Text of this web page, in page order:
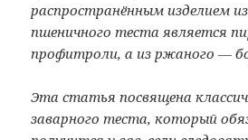
распространённым изделием
пшеничного теста является
профитроли, а из ржаного —
Эта статья посвящена
заварного теста, который